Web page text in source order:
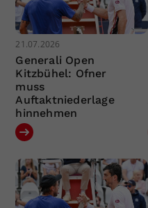
21.07.2026
Generali Open
Kitzbühel: Ofner
muss
Auftaktniederlage
hinnehmen